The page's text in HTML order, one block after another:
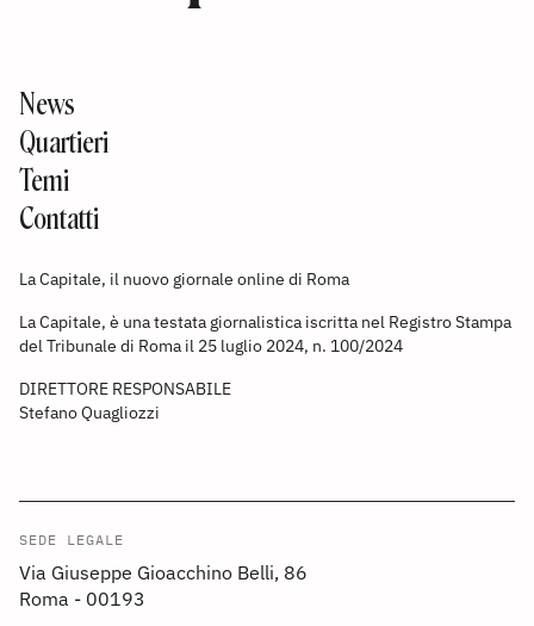
News
Quartieri
Temi
Contatti
La Capitale, il nuovo giornale online di Roma
La Capitale, è una testata giornalistica iscritta nel Registro Stampa
del Tribunale di Roma il 25 luglio 2024, n. 100/2024
DIRETTORE RESPONSABILE
Stefano Quagliozzi
SEDE LEGALE
Via Giuseppe Gioacchino Belli, 86
Roma - 00193